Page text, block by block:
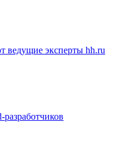
ведущие эксперты hh.ru